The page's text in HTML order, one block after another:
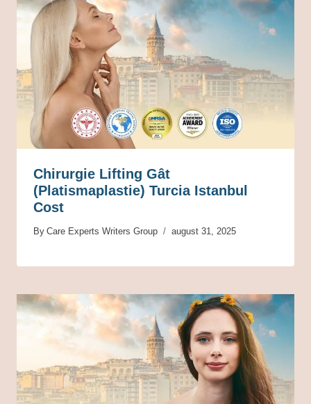
Chirurgie Lifting Gât
(Platismaplastie) Turcia Istanbul
Cost
By Care Experts Writers Group august 31, 2025